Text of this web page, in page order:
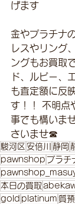
げます
金やプラチナ
レスやリング
ングもお買取
ド、ルビー、
も査定額に反
す！！ 不明点
事でも構いま
さいませ☎
駿河区 安倍川 静岡
pawnshop プラチ
本日の買取
gold platinum 質